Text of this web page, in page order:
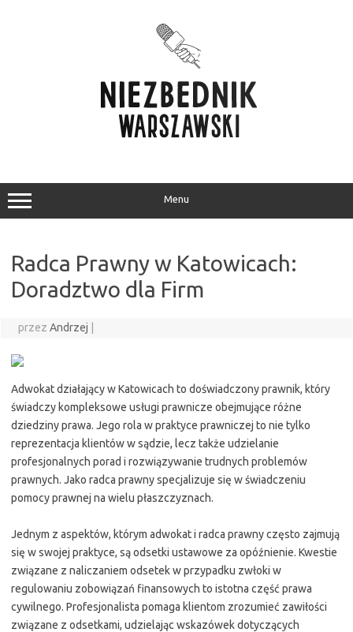
Menu
Radca Prawny w Katowicach:
Doradztwo dla Firm
przez Andrzej
Adwokat działający w Katowicach to doświadczony prawnik, który
świadczy kompleksowe usługi prawnicze obejmujące różne
dziedziny prawa. Jego rola w praktyce prawniczej to nie tylko
reprezentacja klientów w sądzie, lecz także udzielanie
profesjonalnych porad i rozwiązywanie trudnych problemów
prawnych. Jako radca prawny specjalizuje się w świadczeniu
pomocy prawnej na wielu płaszczyznach.
Jednym z aspektów, którym adwokat i radca prawny często zajmują
się w swojej praktyce, są odsetki ustawowe za opóźnienie. Kwestie
związane z naliczaniem odsetek w przypadku zwłoki w
regulowaniu zobowiązań finansowych to istotna część prawa
cywilnego. Profesjonalista pomaga klientom zrozumieć zawiłości
związane z odsetkami, udzielając wskazówek dotyczących